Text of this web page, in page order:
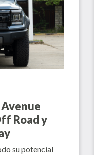
Road y
su potencial